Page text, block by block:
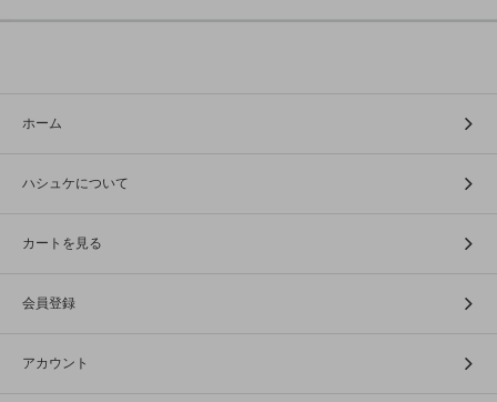
ホーム
ハシュケについて
カートを見る
会員登録
アカウント